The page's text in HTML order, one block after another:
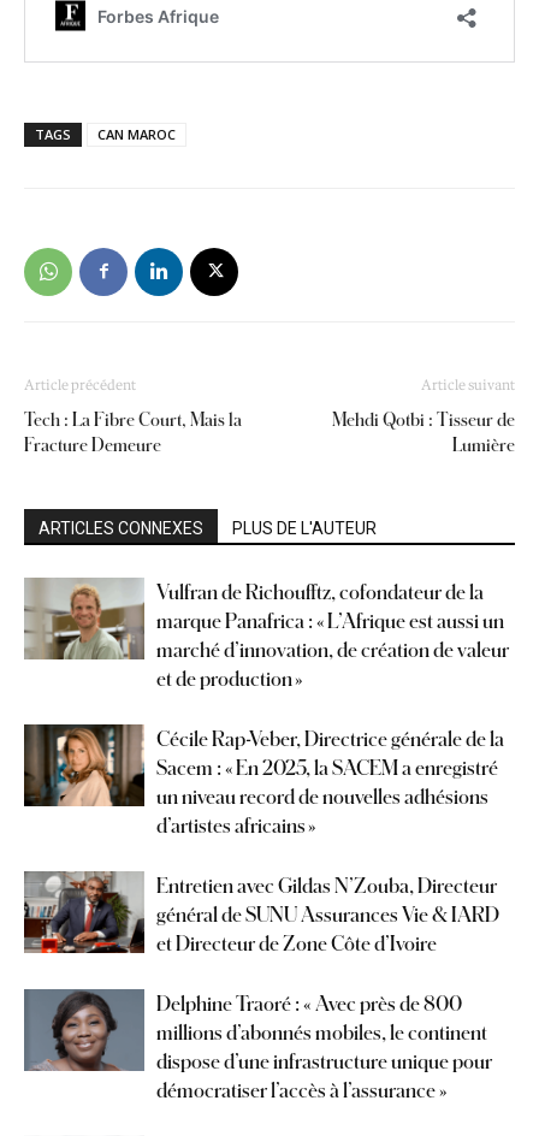
TAGS CAN MAROC
Article précédent
Tech : La Fibre Court, Mais la
Fracture Demeure
Article suivant
Mehdi Qotbi : Tisseur de
Lumière
ARTICLES CONNEXES PLUS DE L'AUTEUR
Vulfran de Richoufftz, cofondateur de la
marque Panafrica : « L’Afrique est aussi un
marché d’innovation, de création de valeur
et de production »
Cécile Rap-Veber, Directrice générale de la
Sacem : « En 2025, la SACEM a enregistré
un niveau record de nouvelles adhésions
d’artistes africains »
Entretien avec Gildas N’Zouba, Directeur
général de SUNU Assurances Vie & IARD
et Directeur de Zone Côte d’Ivoire
Delphine Traoré : « Avec près de 800
millions d’abonnés mobiles, le continent
dispose d’une infrastructure unique pour
démocratiser l’accès à l’assurance »